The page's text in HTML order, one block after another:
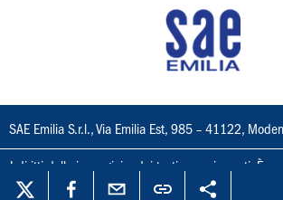
SAE Emilia S.r.l., Via Emilia Est, 985 – 41122,
I diritti delle immagini e dei testi sono riservati. È
loro riproduzione con qualsiasi mezzo e